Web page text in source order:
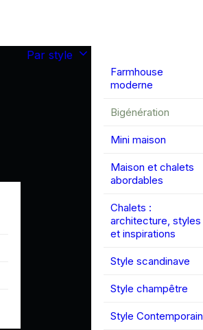
Par style
Farmhouse
moderne
Bigénération
Mini maison
Maison et chalets
abordables
Chalets :
architecture, styles
et inspirations
Style scandinave
Style champêtre
Style Contemporain